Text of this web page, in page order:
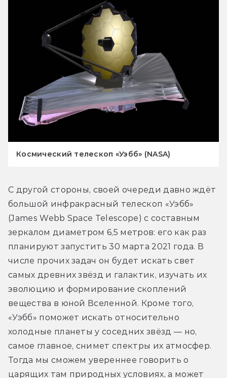
Космический телескоп «Уэбб» (NASA)
С другой стороны, своей очереди давно ждёт
большой инфракрасный телескоп «Уэбб»
(James Webb Space Telescope) с составным
зеркалом диаметром 6,5 метров: его как раз
планируют запустить 30 марта 2021 года. В
числе прочих задач он будет искать свет
самых древних звёзд и галактик, изучать их
эволюцию и формирование скоплений
вещества в юной Вселенной. Кроме того,
«Уэбб» поможет искать относительно
холодные планеты у соседних звёзд — но,
самое главное, снимет спектры их атмосфер.
Тогда мы сможем увереннее говорить о
царящих там природных условиях, а может